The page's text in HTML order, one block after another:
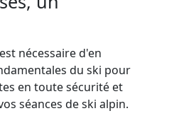
nécessaire d'en
du ski pour
en toute sécurité et
séances de ski alpin.